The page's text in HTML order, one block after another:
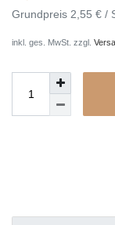
Grundpreis 2,55 € /
inkl. ges. MwSt. zzgl.